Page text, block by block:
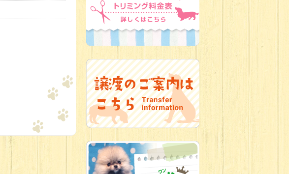
2026.07.15
ミニチュア
ピンシャーのご紹介
2026.07.09加古川店：可
2026.07.06 新入生紹介
2026.07.03ちびっこワン
コ
2026.07.01ダラダラな猫
スタッフ
2026.06.24
人懐っこすぎ
なわんちゃんず
2026.06.21
転入生のご紹